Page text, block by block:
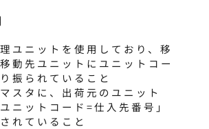
ユニットを使用しており、移
動先ユニットにユニットコー
振られていること
スタに、出荷元のユニット
ニットコード=仕入先番号」
れていること